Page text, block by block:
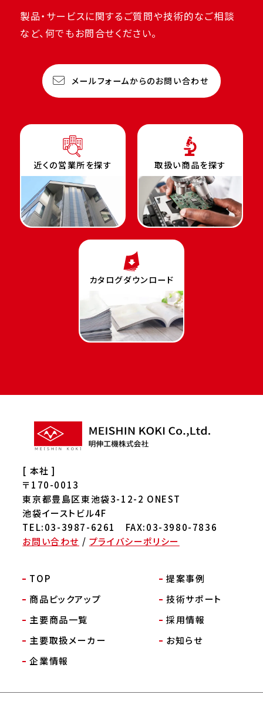
製品・サービスに関するご質問や技術的なご相談
など、何でもお問合せください。
メールフォームからのお問い合わせ
近くの営業所を探す 取扱い商品を探す
カタログダウンロード
[ 本社 ]
〒170-0013
東京都豊島区東池袋3-12-2 ONEST
池袋イーストビル4F
TEL:03-3987-6261 FAX:03-3980-7836
お問い合わせ / プライバシーポリシー
TOP
提案事例
商品ピックアップ
技術サポート
主要商品一覧
採用情報
主要取扱メーカー
お知らせ
企業情報